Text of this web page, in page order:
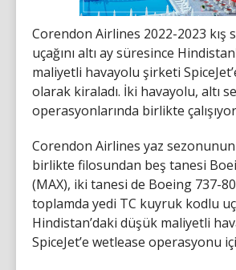
Corendon Airlines 2022-2023 kış
uçağını altı ay süresince
maliyetli havayolu şirketi
olarak kiraladı. İki havayolu, altı
operasyonlarında birlikte
Corendon Airlines yaz
birlikte filosundan beş tanesi
(MAX), iki tanesi de Boeing 737-
toplamda yedi TC kuyruk kodlu
Hindistan’daki düşük maliyetli
SpiceJet’e wetlease operasyonu